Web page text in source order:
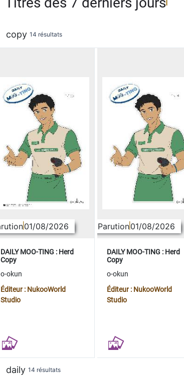
copy 14 résultats
01/08/2026
DAILY MOO-TING : Herd
Copy
o-okun
Éditeur : NukooWorld
Studio
Parution01/08/2026
DAILY MOO-TING : Herd
Copy
o-okun
Éditeur : NukooWorld
Studio
daily 14 résultats